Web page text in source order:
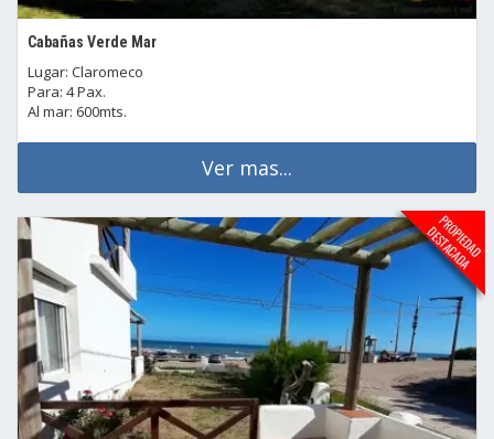
Cabañas Verde Mar
Lugar: Claromeco
Para: 4 Pax.
Al mar: 600mts.
Ver mas...